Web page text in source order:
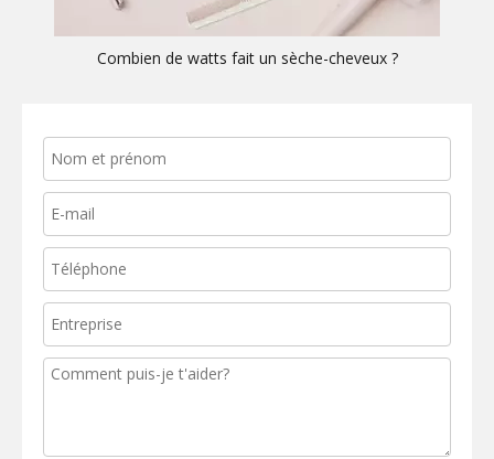
Combien de watts fait un sèche-cheveux ?